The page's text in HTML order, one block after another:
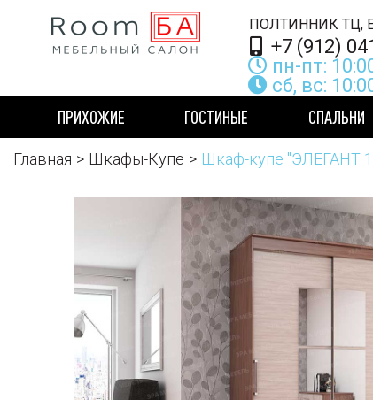
+7 (912)
пн-пт:
сб, вс:
ПРИХОЖИЕ ГОСТИНЫЕ СПАЛЬНИ
Главная Шкафы-Купе Шкаф-купе "ЭЛЕГАНТ